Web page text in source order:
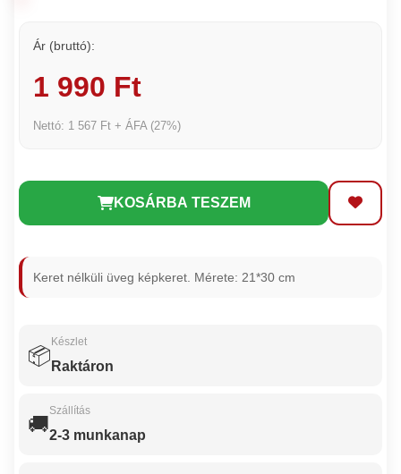
Ár (bruttó):
1 990 Ft
Nettó: 1 567 Ft + ÁFA (27%)
KOSÁRBA TESZEM
Keret nélküli üveg képkeret. Mérete: 21*30 cm
📦
Készlet
Raktáron
🚚
Szállítás
2-3 munkanap